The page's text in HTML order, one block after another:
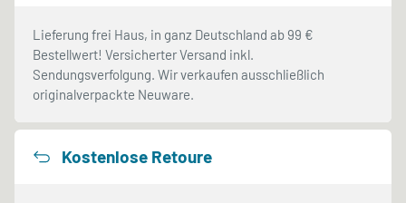
Lieferung frei Haus, in ganz Deutschland ab 99 €
Bestellwert! Versicherter Versand inkl.
Sendungsverfolgung. Wir verkaufen ausschließlich
originalverpackte Neuware.
Kostenlose Retoure